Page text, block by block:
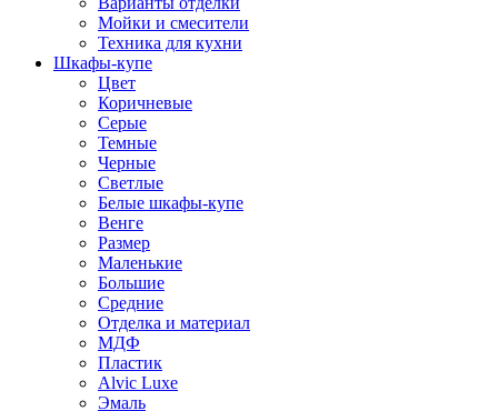
Мойки и смесители
Техника для кухни
Шкафы-купе
Цвет
Коричневые
Серые
Темные
Черные
Светлые
Белые шкафы-купе
Венге
Размер
Маленькие
Большие
Средние
Отделка и материал
МДФ
Пластик
Alvic Luxe
Эмаль